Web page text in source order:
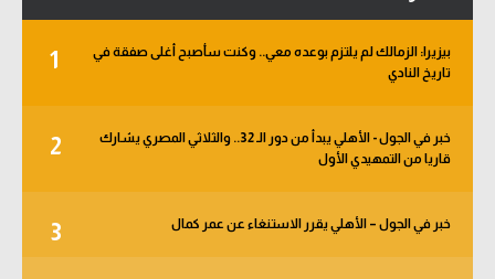
1
بيزيرا: الزمالك لم يلتزم بوعده معي.. وكنت سأصبح أغلى صفقة في
تاريخ النادي
2
خبر في الجول - الأهلي يبدأ من دور الـ 32.. والثلاثي المصري يشارك
قاريا من التمهيدي الأول
3 خبر في الجول – الأهلي يقرر الاستنغاء عن عمر كمال